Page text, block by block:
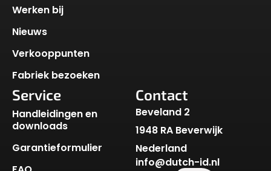
Werken bij
Nieuws
Verkooppunten
Fabriek bezoeken
Service
Handleidingen en
downloads
Garantieformulier
Contact
Beveland 2
1948 RA Beverwijk
Nederland
info@dutch-id.nl